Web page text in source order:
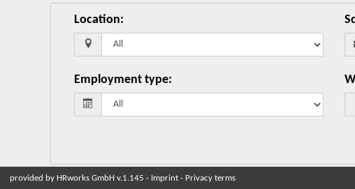
Location:
Employment type:
provided by HRworks GmbH v.1.145 - Imprint - Privacy terms